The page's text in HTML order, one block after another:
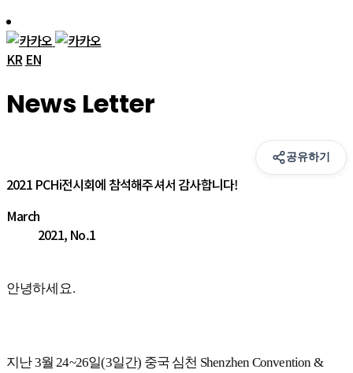
KR EN
News Letter
공유하기
2021 PCHi전시회에 참석해주셔서 감사합니다!
March
2021, No.1
안녕하세요.
지난 3월 24~26일(3일간) 중국 심천 Shenzhen Convention &